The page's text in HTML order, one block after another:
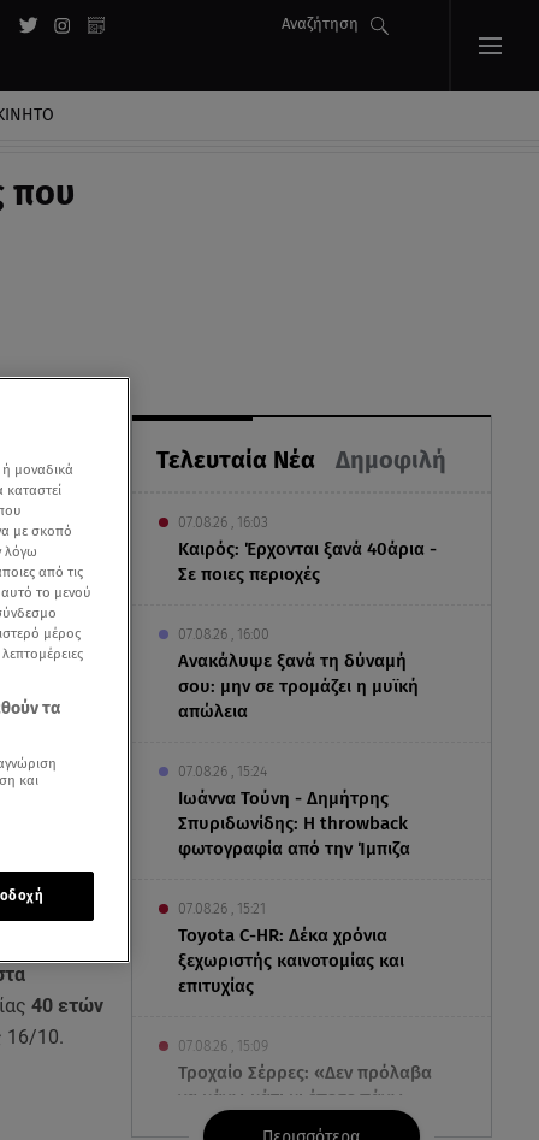
Αναζήτηση
που
Τελευταία Νέα Δημοφιλή
07.08.26 , 16:03
Καιρός: Έρχονται ξανά 40άρια -
Σε ποιες περιοχές
07.08.26 , 16:00
Ανακάλυψε ξανά τη δύναμή
σου: μην σε τρομάζει η μυϊκή
απώλεια
07.08.26 , 15:24
Ιωάννα Τούνη - Δημήτρης
Σπυριδωνίδης: Η throwback
φωτογραφία από την Ίμπιζα
07.08.26 , 15:21
Toyota C-HR: Δέκα χρόνια
ξεχωριστής καινοτομίας και
επιτυχίας
07.08.26 , 15:09
Τροχαίο Σέρρες: «Δεν πρόλαβα
να κάνω κάτι κι έπεσε πάνω
μου»
40 ετών
16/10.
μοναδικά
με σκοπό
λόγω
από τις
αυτό το μενού
μέρος
τα
και